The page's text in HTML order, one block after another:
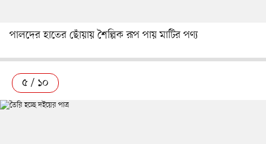
পালদের হাতের ছোঁয়ায় শৈল্পিক রূপ পায় মাটির পণ্য
৫ / ১০